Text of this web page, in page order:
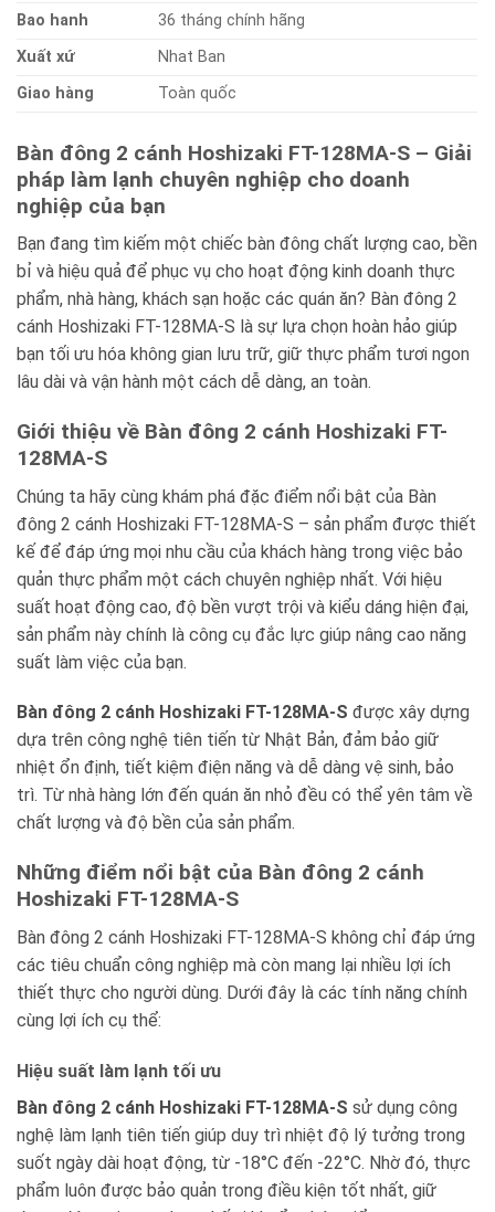
Bao hanh
36 tháng chính hãng
Xuất xứ
Nhat Ban
Giao hàng
Toàn quốc
Bàn đông 2 cánh Hoshizaki FT-128MA-S – Giải
pháp làm lạnh chuyên nghiệp cho doanh
nghiệp của bạn
Bạn đang tìm kiếm một chiếc bàn đông chất lượng cao, bền
bỉ và hiệu quả để phục vụ cho hoạt động kinh doanh thực
phẩm, nhà hàng, khách sạn hoặc các quán ăn? Bàn đông 2
cánh Hoshizaki FT-128MA-S là sự lựa chọn hoàn hảo giúp
bạn tối ưu hóa không gian lưu trữ, giữ thực phẩm tươi ngon
lâu dài và vận hành một cách dễ dàng, an toàn.
Giới thiệu về Bàn đông 2 cánh Hoshizaki FT-
128MA-S
Chúng ta hãy cùng khám phá đặc điểm nổi bật của Bàn
đông 2 cánh Hoshizaki FT-128MA-S – sản phẩm được thiết
kế để đáp ứng mọi nhu cầu của khách hàng trong việc bảo
quản thực phẩm một cách chuyên nghiệp nhất. Với hiệu
suất hoạt động cao, độ bền vượt trội và kiểu dáng hiện đại,
sản phẩm này chính là công cụ đắc lực giúp nâng cao năng
suất làm việc của bạn.
Bàn đông 2 cánh Hoshizaki FT-128MA-S được xây dựng
dựa trên công nghệ tiên tiến từ Nhật Bản, đảm bảo giữ
nhiệt ổn định, tiết kiệm điện năng và dễ dàng vệ sinh, bảo
trì. Từ nhà hàng lớn đến quán ăn nhỏ đều có thể yên tâm về
chất lượng và độ bền của sản phẩm.
Những điểm nổi bật của Bàn đông 2 cánh
Hoshizaki FT-128MA-S
Bàn đông 2 cánh Hoshizaki FT-128MA-S không chỉ đáp ứng
các tiêu chuẩn công nghiệp mà còn mang lại nhiều lợi ích
thiết thực cho người dùng. Dưới đây là các tính năng chính
cùng lợi ích cụ thể:
Hiệu suất làm lạnh tối ưu
Bàn đông 2 cánh Hoshizaki FT-128MA-S sử dụng công
nghệ làm lạnh tiên tiến giúp duy trì nhiệt độ lý tưởng trong
suốt ngày dài hoạt động, từ -18°C đến -22°C. Nhờ đó, thực
phẩm luôn được bảo quản trong điều kiện tốt nhất, giữ